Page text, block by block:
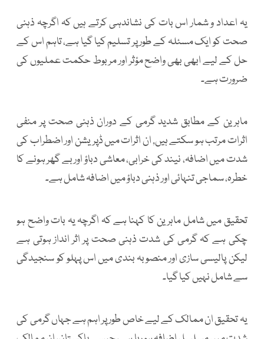
یہ اعداد و شمار اس بات کی نشاندہی کرتے ہیں کہ اگرچہ ذہنی
صحت کو ایک مسئلہ کے طور پر تسلیم کیا گیا ہے، تاہم اس کے
حل کے لیے ابھی بھی واضح مؤثر اور مربوط حکمت عملیوں کی
ضرورت ہے۔
ماہرین کے مطابق شدید گرمی کے دوران ذہنی صحت پر منفی
اثرات مرتب ہو سکتے ہیں, ان اثرات میں ڈپریشن اور اضطراب کی
شدت میں اضافہ، نیند کی خرابی، معاشی دباؤ اور بے گھر ہونے کا
خطرہ، سماجی تنہائی اور ذہنی دباؤ میں اضافہ شامل ہے۔
تحقیق میں شامل ماہرین کا کہنا ہے کہ اگرچہ یہ بات واضح ہو
چکی ہے کہ گرمی کی شدت ذہنی صحت پر اثر انداز ہوتی ہے
لیکن پالیسی سازی اور منصوبہ بندی میں اس پہلو کو سنجیدگی
سے شامل نہیں کیا گیا۔
یہ تحقیق ان ممالک کے لیے خاص طور پر اہم ہے جہاں گرمی کی